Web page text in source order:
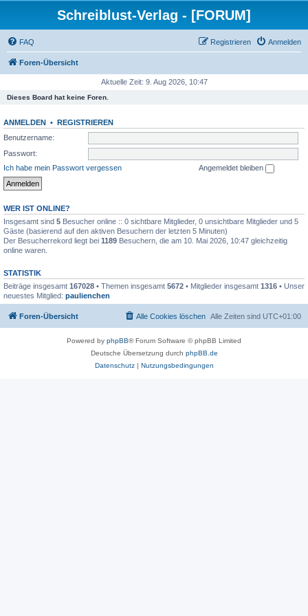
Schreiblust-Verlag - [FORUM]
FAQ Anmelden
Registrieren
Foren-Übersicht
Aktuelle Zeit: 9. Aug 2026, 10:47
Dieses Board hat keine Foren.
ANMELDEN • REGISTRIEREN
Benutzername:
Passwort:
Ich habe mein Passwort vergessen
Angemeldet bleiben
WER IST ONLINE?
Insgesamt sind 5 Besucher online :: 0 sichtbare Mitglieder, 0 unsichtbare Mitglieder und 5
Gäste (basierend auf den aktiven Besuchern der letzten 5 Minuten)
Der Besucherrekord liegt bei 1189 Besuchern, die am 10. Mai 2026, 10:47 gleichzeitig
online waren.
STATISTIK
Beiträge insgesamt 167028 • Themen insgesamt 5672 • Mitglieder insgesamt 1316 • Unser
neuestes Mitglied: paulienchen
Foren-Übersicht Alle Zeiten sind UTC+01:00
Alle Cookies löschen
Powered by phpBB® Forum Software © phpBB Limited
Deutsche Übersetzung durch phpBB.de
Datenschutz| Nutzungsbedingungen